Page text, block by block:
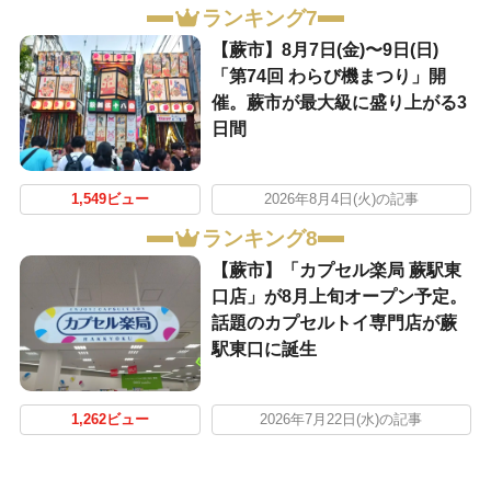
ランキング7
【蕨市】8月7日(金)〜9日(日)
「第74回 わらび機まつり」開
催。蕨市が最大級に盛り上がる3
日間
1,549ビュー 2026年8月4日(火)の記事
ランキング8
【蕨市】「カプセル楽局 蕨駅東
口店」が8月上旬オープン予定。
話題のカプセルトイ専門店が蕨
駅東口に誕生
1,262ビュー 2026年7月22日(水)の記事